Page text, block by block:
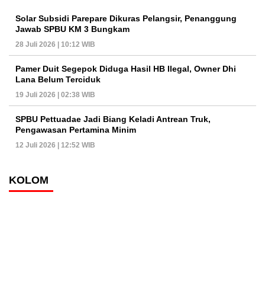
Solar Subsidi Parepare Dikuras Pelangsir, Penanggung
Jawab SPBU KM 3 Bungkam
28 Juli 2026 | 10:12 WIB
Pamer Duit Segepok Diduga Hasil HB Ilegal, Owner Dhi
Lana Belum Terciduk
19 Juli 2026 | 02:38 WIB
SPBU Pettuadae Jadi Biang Keladi Antrean Truk,
Pengawasan Pertamina Minim
12 Juli 2026 | 12:52 WIB
KOLOM